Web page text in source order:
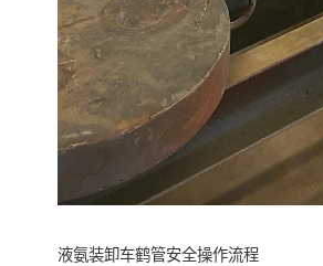
液氨装卸车鹤管安全操作流程